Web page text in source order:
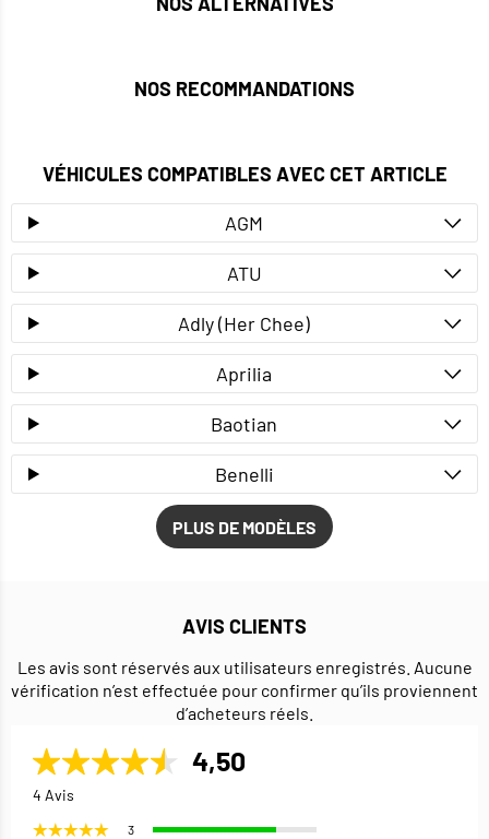
NOS RECOMMANDATIONS
VÉHICULES COMPATIBLES AVEC CET ARTICLE
AGM
ATU
Adly (Her Chee)
Aprilia
Baotian
Benelli
PLUS DE MODÈLES
AVIS CLIENTS
Les avis sont réservés aux utilisateurs enregistrés. Aucune
vérification n’est effectuée pour confirmer qu’ils proviennent
d’acheteurs réels.
4,50
4 Avis
3